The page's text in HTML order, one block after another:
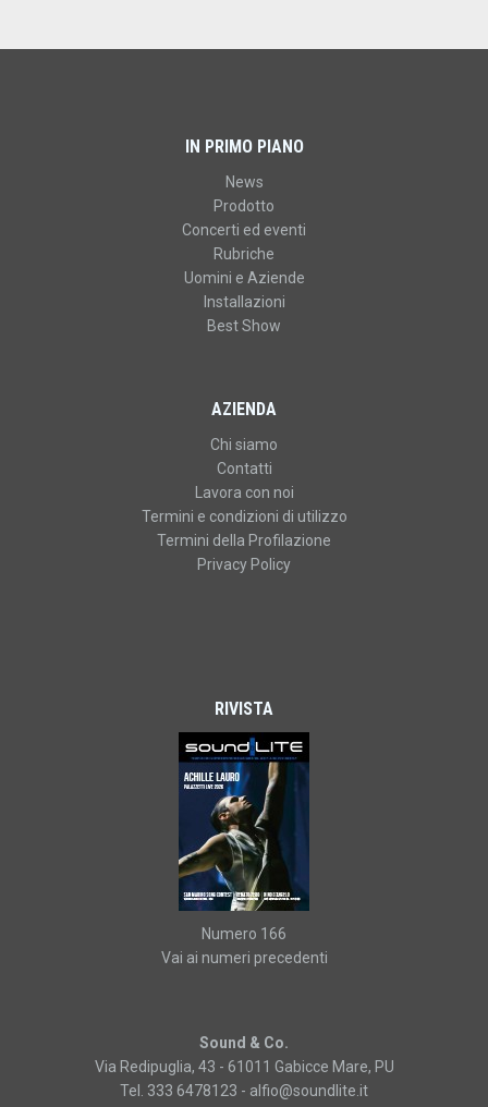
IN PRIMO PIANO
News
Prodotto
Concerti ed eventi
Rubriche
Uomini e Aziende
Installazioni
Best Show
AZIENDA
Chi siamo
Contatti
Lavora con noi
Termini e condizioni di utilizzo
Termini della Profilazione
Privacy Policy
RIVISTA
Numero 166
Vai ai numeri precedenti
Sound & Co.
Via Redipuglia, 43 - 61011 Gabicce Mare, PU
Tel. 333 6478123 - alfio@soundlite.it